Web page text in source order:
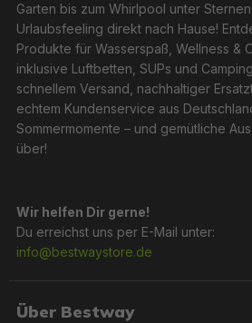
Garten bis zum Whirlpool unter
Urlaubsfeeling direkt nach Hause!
Produkte für Wasserspaß, Wellness &
inklusive Luftbetten, SUPs und
schnellem Versand, nachhaltiger
echtem Kundenservice aus
Sommermomente – und gemütliche
über!
Wir helfen Dir gerne!
Du erreichst uns per E-Mail unter:
info@bestwaystore.de
Über Bestway